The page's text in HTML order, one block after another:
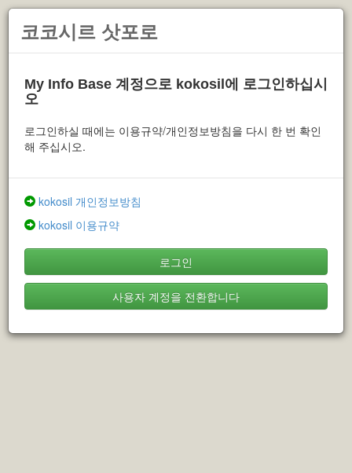
코코시르 삿포로
My Info Base 계정으로 kokosil에 로그인하십시
오
로그인하실 때에는 이용규약/개인정보방침을 다시 한 번 확인
해 주십시오.
kokosil 개인정보방침
kokosil 이용규약
로그인
사용자 계정을 전환합니다